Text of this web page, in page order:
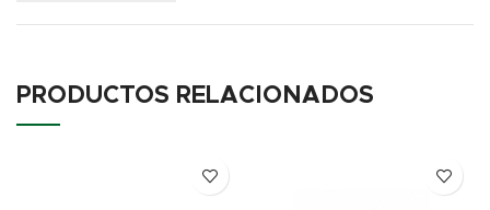
PRODUCTOS RELACIONADOS